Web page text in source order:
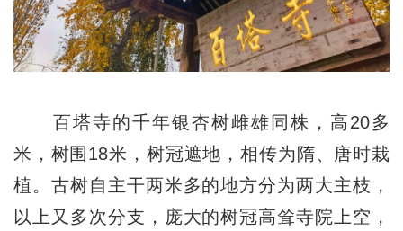
百塔寺的千年银杏树雌雄同株，高20多
米，树围18米，树冠遮地，相传为隋、唐时栽
植。古树自主干两米多的地方分为两大主枝，
以上又多次分支，庞大的树冠高耸寺院上空，